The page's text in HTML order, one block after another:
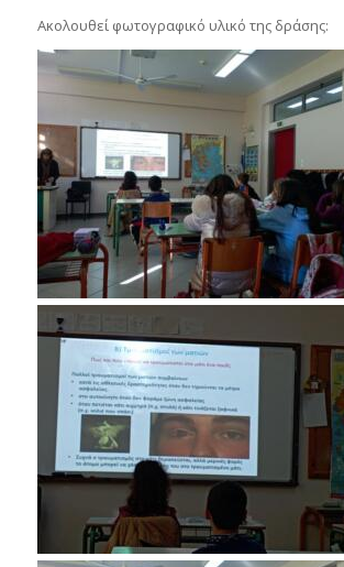
Ακολουθεί φωτογραφικό υλικό της δράσης: